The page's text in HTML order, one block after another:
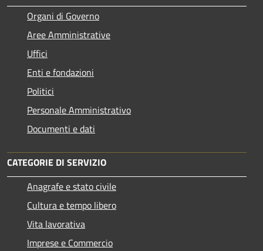
Organi di Governo
Aree Amministrative
Uffici
Enti e fondazioni
Politici
Personale Amministrativo
Documenti e dati
CATEGORIE DI SERVIZIO
Anagrafe e stato civile
Cultura e tempo libero
Vita lavorativa
Imprese e Commercio